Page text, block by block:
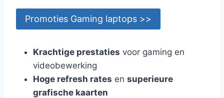
Promoties Gaming laptops >>
Krachtige prestaties voor gaming en
videobewerking
Hoge refresh rates en superieure
grafische kaarten